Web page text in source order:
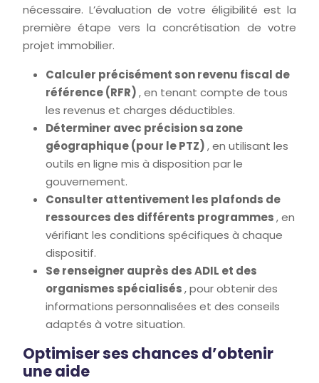
nécessaire. L’évaluation de votre éligibilité est la
première étape vers la concrétisation de votre
projet immobilier.
Calculer précisément son revenu fiscal de
référence (RFR), en tenant compte de tous
les revenus et charges déductibles.
Déterminer avec précision sa zone
géographique (pour le PTZ), en utilisant les
outils en ligne mis à disposition par le
gouvernement.
Consulter attentivement les plafonds de
ressources des différents programmes, en
vérifiant les conditions spécifiques à chaque
dispositif.
Se renseigner auprès des ADIL et des
organismes spécialisés, pour obtenir des
informations personnalisées et des conseils
adaptés à votre situation.
Optimiser ses chances d’obtenir
une aide